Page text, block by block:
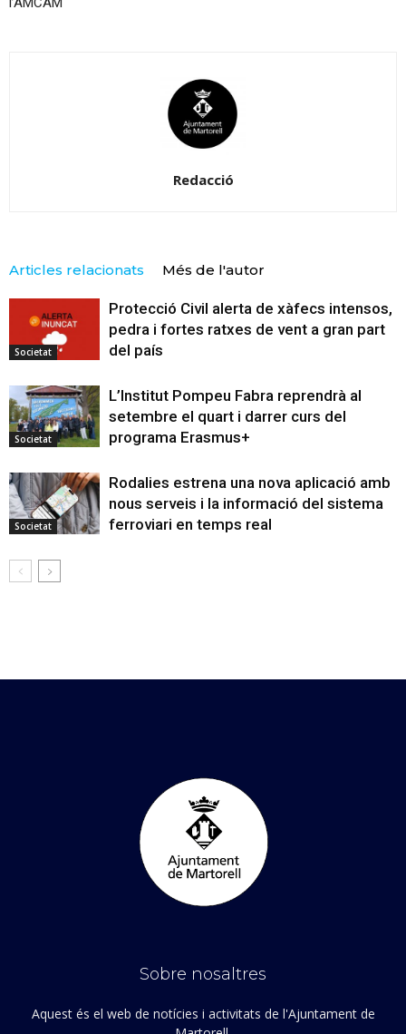
Redacció
Articles relacionats Més de l'autor
Societat
Protecció Civil alerta de xàfecs intensos,
pedra i fortes ratxes de vent a gran part
del país
Societat
L’Institut Pompeu Fabra reprendrà al
setembre el quart i darrer curs del
programa Erasmus+
Societat
Rodalies estrena una nova aplicació amb
nous serveis i la informació del sistema
ferroviari en temps real
Sobre nosaltres
Aquest és el web de notícies i activitats de l'Ajuntament de